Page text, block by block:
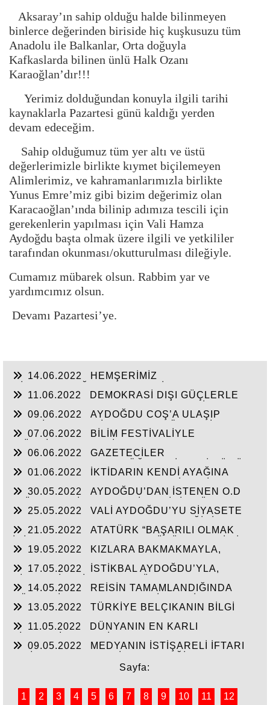
Aksaray’ın sahip olduğu halde bilinmeyen
binlerce değerinden biriside hiç kuşkusuzu tüm
Anadolu ile Balkanlar, Orta doğuyla
Kafkaslarda bilinen ünlü Halk Ozanı
Karaoğlan’dır!!!
Yerimiz dolduğundan konuyla ilgili tarihi
kaynaklarla Pazartesi günü kaldığı yerden
devam edeceğim.
Sahip olduğumuz tüm yer altı ve üstü
değerlerimizle birlikte kıymet biçilemeyen
Alimlerimiz, ve kahramanlarımızla birlikte
Yunus Emre’miz gibi bizim değerimiz olan
Karacaoğlan’ında bilinip adımıza tescili için
gerekenlerin yapılması için Vali Hamza
Aydoğdu başta olmak üzere ilgili ve yetkililer
tarafından okunması/okutturulması dileğiyle.
Cumamız mübarek olsun. Rabbim yar ve
yardımcımız olsun.
Devamı Pazartesi’ye.
14.06.2022
HEMŞERİMİZ
MÜJDELERİ BEKLİYOR!
11.06.2022
DEMOKRASİ DIŞI GÜÇLERLE
OSMANLI”KALAYCI ŞAMMAS!”
09.06.2022
AYDOĞDU COŞ’A ULAŞIP
HİZMETLERİNE ULAŞMASI!
07.06.2022
BİLİM FESTİVALİYLE
CEVAP”HİZMETE AÇILAN 41 YENİ FABRİKA!!
06.06.2022
GAZETECİLER
CHP FİİLEN YAŞATTI!!!
01.06.2022
İKTİDARIN KENDİ AYAĞINA
SÖZLERİN TUTULMASINDA!!!
30.05.2022
AYDOĞDU’DAN İSTENEN O.D
HAMMADELERE SAHİBİZ!
25.05.2022
VALİ AYDOĞDU’YU SİYASETE
ÇALMAKTIR!!!
21.05.2022
ATATÜRK “BAŞARILI OLMAK
BİRİNE UYGUN OLMALI”
19.05.2022
KIZLARA BAKMAKMAYLA,
TARİH ÖĞRETİLEN GENÇLİK!!!
17.05.2022
İSTİKBAL AYDOĞDU’YLA,
YATIRIMI ALMASINDA!!!
14.05.2022
REİSİN TAMAMLANDIĞINDA
ÇEVİRTECEK ÇEYİZİ
13.05.2022
TÜRKİYE BELÇIKANIN BİLGİ
ÇEVİRMESİNİ ENGELLESİN!!!
11.05.2022
DÜNYANIN EN KARLI
KURTULMANINDA REÇETESİ!
09.05.2022
MEDYANIN İSTİŞARELİ İFTARI
YAKIN İŞSİZE İŞ BAŞARISI!!
Sayfa:
1 2 3 4 5 6 7 8 9 10 11 12